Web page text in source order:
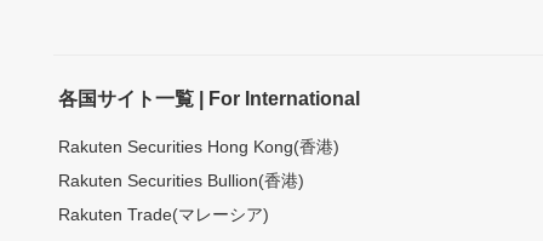
各国サイト一覧 | For International
Rakuten Securities Hong Kong(香港)
Rakuten Securities Bullion(香港)
Rakuten Trade(マレーシア)